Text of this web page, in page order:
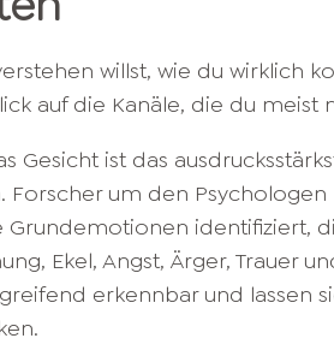
willst, wie du wirklich
auf die Kanäle, die du meist
Gesicht ist das
Forscher um den
Grundemotionen identifiziert,
Ekel, Angst, Ärger, Trauer
erkennbar und lassen